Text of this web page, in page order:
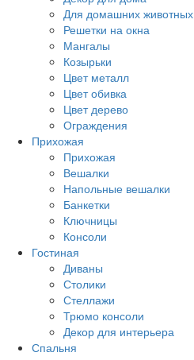
Для домашних животных
Решетки на окна
Мангалы
Козырьки
Цвет металл
Цвет обивка
Цвет дерево
Ограждения
Прихожая
Прихожая
Вешалки
Напольные вешалки
Банкетки
Ключницы
Консоли
Гостиная
Диваны
Столики
Стеллажи
Трюмо консоли
Декор для интерьера
Спальня